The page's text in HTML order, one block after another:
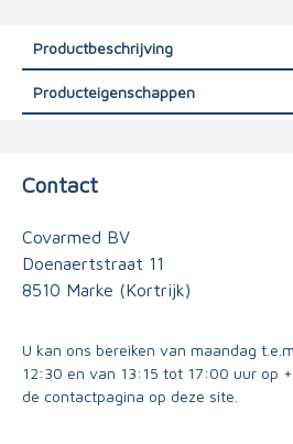
Productbeschrijving
Producteigenschappen
Contact
Covarmed BV
Doenaertstraat 11
8510 Marke (Kortrijk)
U kan ons bereiken van maandag
12:30 en van 13:15 tot 17:00 uur op
de contactpagina op deze site.